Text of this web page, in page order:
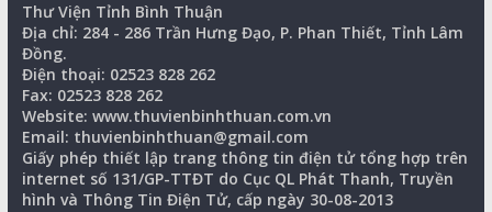
Thư Viện Tỉnh Bình Thuận
Địa chỉ: 284 - 286 Trần Hưng Đạo, P. Phan Thiết, Tỉnh Lâm
Đồng.
Điện thoại: 02523 828 262
Fax: 02523 828 262
Website: www.thuvienbinhthuan.com.vn
Email: thuvienbinhthuan@gmail.com
Giấy phép thiết lập trang thông tin điện tử tổng hợp trên
internet số 131/GP-TTĐT do Cục QL Phát Thanh, Truyền
hình và Thông Tin Điện Tử, cấp ngày 30-08-2013